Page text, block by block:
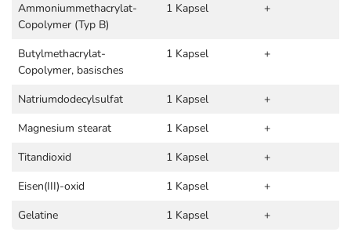
Ammoniummethacrylat-
Copolymer (Typ B)
1 Kapsel +
Butylmethacrylat-
Copolymer, basisches
1 Kapsel +
Natriumdodecylsulfat 1 Kapsel
+
Magnesium stearat
1 Kapsel
+
Titandioxid
1 Kapsel
+
Eisen(III)-oxid
1 Kapsel
+
Gelatine
1 Kapsel +